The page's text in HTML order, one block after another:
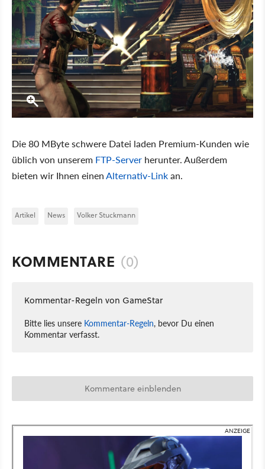
Die 80 MByte schwere Datei laden Premium-Kunden wie
üblich von unserem FTP-Server herunter. Außerdem
bieten wir Ihnen einenAlternativ-Linkan.
Artikel News Volker Stuckmann
KOMMENTARE (0)
Kommentar-Regeln von GameStar
Bitte lies unsere Kommentar-Regeln, bevor Du einen
Kommentar verfasst.
Kommentare einblenden